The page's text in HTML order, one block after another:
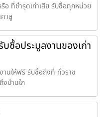
อ ที่ชำรุดเก่าเสีย รับซื้อทุกหน่วย
าสู
ซื้อประมูลงานของเก่า
านให้ฟรี รับซื้อถึงที่ ทั่วราช
งบ้านใก